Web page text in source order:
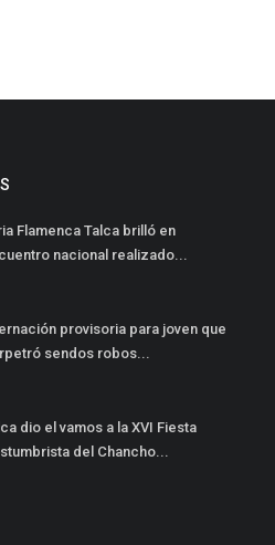
Flamenca Talca brilló en
nacional realizado...
provisoria para joven que
sendos robos...
dio el vamos a la XVI Fiesta
del Chancho...